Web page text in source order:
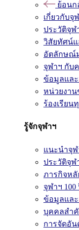
ย้อนก
เกี่ยวกับจุ
ประวัติจุฬ
วิสัยทัศน์
อัตลักษณ์
จุฬาฯ กับ
ข้อมูลแล
หน่วยงาน
ร้องเรียน
รู้จักจุฬาฯ
แนะนำจุฬ
ประวัติจุฬ
ภารกิจหลั
จุฬาฯ 100
ข้อมูลแล
บุคคลสำ
การจัดอั